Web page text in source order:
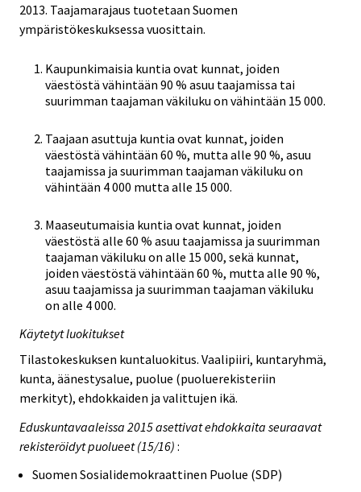
2013. Taajamarajaus tuotetaan Suomen
ympäristökeskuksessa vuosittain.
Kaupunkimaisia kuntia ovat kunnat, joiden
väestöstä vähintään 90 % asuu taajamissa tai
suurimman taajaman väkiluku on vähintään 15 000.
Taajaan asuttuja kuntia ovat kunnat, joiden
väestöstä vähintään 60 %, mutta alle 90 %, asuu
taajamissa ja suurimman taajaman väkiluku on
vähintään 4 000 mutta alle 15 000.
Maaseutumaisia kuntia ovat kunnat, joiden
väestöstä alle 60 % asuu taajamissa ja suurimman
taajaman väkiluku on alle 15 000, sekä kunnat,
joiden väestöstä vähintään 60 %, mutta alle 90 %,
asuu taajamissa ja suurimman taajaman väkiluku
on alle 4 000.
Käytetyt luokitukset
Tilastokeskuksen kuntaluokitus. Vaalipiiri, kuntaryhmä,
kunta, äänestysalue, puolue (puoluerekisteriin
merkityt), ehdokkaiden ja valittujen ikä.
Eduskuntavaaleissa 2015 asettivat ehdokkaita seuraavat
rekisteröidyt puolueet (15/16) :
Suomen Sosialidemokraattinen Puolue (SDP)